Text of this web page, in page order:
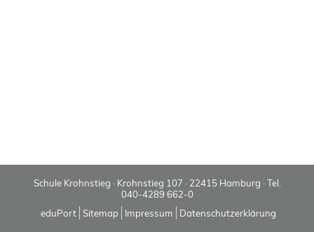
Schule Krohnstieg · Krohnstieg 107 · 22415 Hamburg · Tel.
040-4289 662-0
eduPort Sitemap Impressum Datenschutzerklärung